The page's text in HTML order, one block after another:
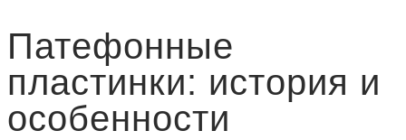
Патефонные
пластинки: история и
особенности